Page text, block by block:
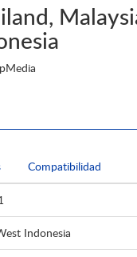
Compatibilidad
Indonesia